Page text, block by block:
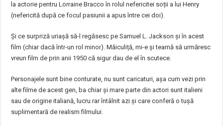
la actorie pentru Lorraine Bracco în rolul nefericitei soții a lui Henry
(nefericită după ce focul pasiunii a apus între cei doi).
Și ce surpriză uriașă să-l regăsesc pe Samuel L. Jackson și în acest
film (chiar dacă într-un rol minor). Măiculiță, mi-e și teamă să urmăresc
vreun film de prin anii 1950 că sigur dau de el în scutece.
Personajele sunt bine conturate, nu sunt caricaturi, așa cum vezi prin
alte filme de acest gen, ba chiar și mare parte din actori sunt italieni
sau de origine italiană, lucru rar întâlnit azi și care conferă o tușă
suplimentară de realism filmului.